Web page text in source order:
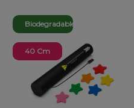
Biodegradable
40 Cm